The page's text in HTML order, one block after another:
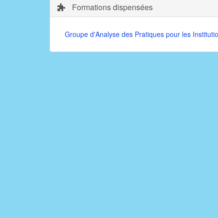
Formations dispensées
Groupe d'Analyse des Pratiques pour les